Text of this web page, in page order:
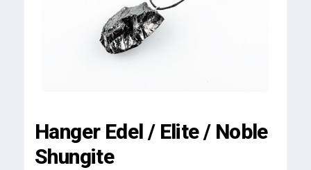
Hanger Edel / Elite / Noble
Shungite